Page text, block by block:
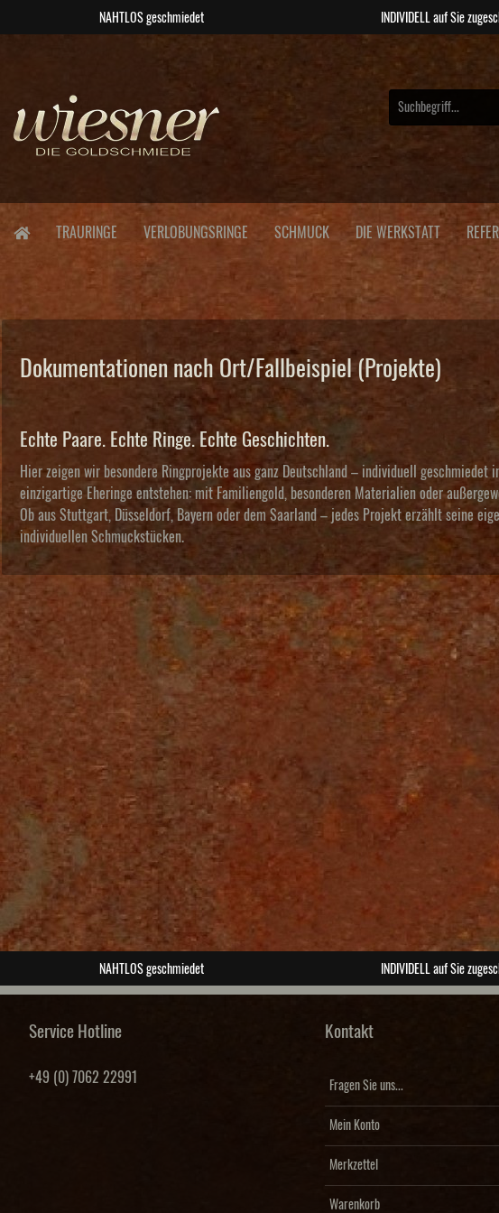
NAHTLOS geschmiedet INDIVIDELL auf Sie
TRAURINGE VERLOBUNGSRINGE SCHMUCK DIE WERKSTATT
Dokumentationen nach Ort/Fallbeispiel (Projekte)
Echte Paare. Echte Ringe. Echte Geschichten.
Hier zeigen wir besondere Ringprojekte aus ganz Deutschland – individuell
einzigartige Eheringe entstehen: mit Familiengold, besonderen Materialien oder
Ob aus Stuttgart, Düsseldorf, Bayern oder dem Saarland – jedes Projekt erzählt seine
individuellen Schmuckstücken.
NAHTLOS geschmiedet INDIVIDELL auf Sie
Service Hotline
+49 (0) 7062 22991
Kontakt
Fragen Sie uns...
Mein Konto
Merkzettel
Warenkorb